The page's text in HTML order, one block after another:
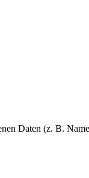
Daten (z. B.